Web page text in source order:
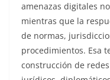
amenazas digitales
mientras que la
de normas,
procedimientos. Esa
construcción de